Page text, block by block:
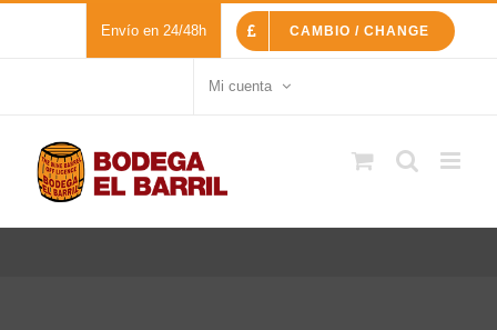
Envío en 24/48h CAMBIO / CHANGE
Mi cuenta